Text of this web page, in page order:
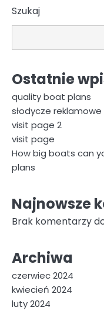
po
Szukaj
Ostatnie
quality boat plans
słodycze reklamowe
visit page 2
visit page
How big boats can
plans
Najnowsze
Brak komentarzy
Archiwa
czerwiec 2024
kwiecień 2024
luty 2024